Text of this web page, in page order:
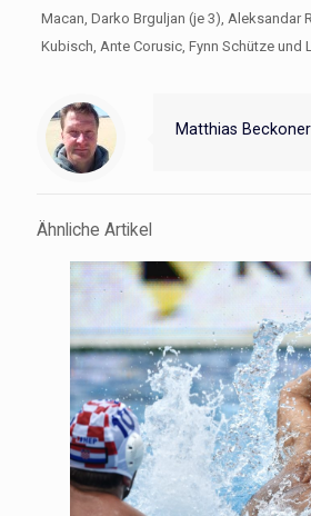
Macan, Darko Brguljan (je 3), Aleksandar
Kubisch, Ante Corusic, Fynn Schütze und
Matthias
Ähnliche Artikel